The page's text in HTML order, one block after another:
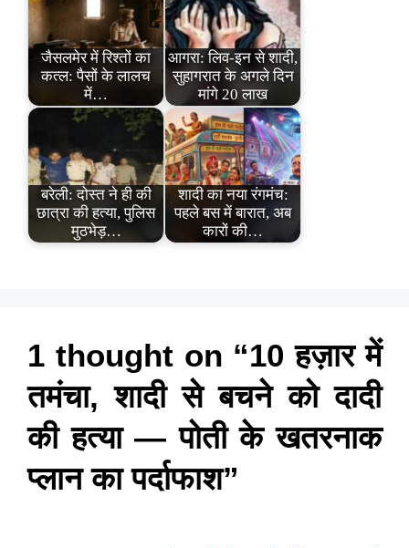
जैसलमेर में रिश्तों का
कत्ल: पैसों के लालच
में…
आगरा: लिव-इन से शादी,
सुहागरात के अगले दिन
मांगे 20 लाख
बरेली: दोस्त ने ही की
छात्रा की हत्या, पुलिस
मुठभेड़…
शादी का नया रंगमंच:
पहले बस में बारात, अब
कारों की…
1 thought on “10 हज़ार में
तमंचा, शादी से बचने को दादी
की हत्या — पोती के खतरनाक
प्लान का पर्दाफाश”